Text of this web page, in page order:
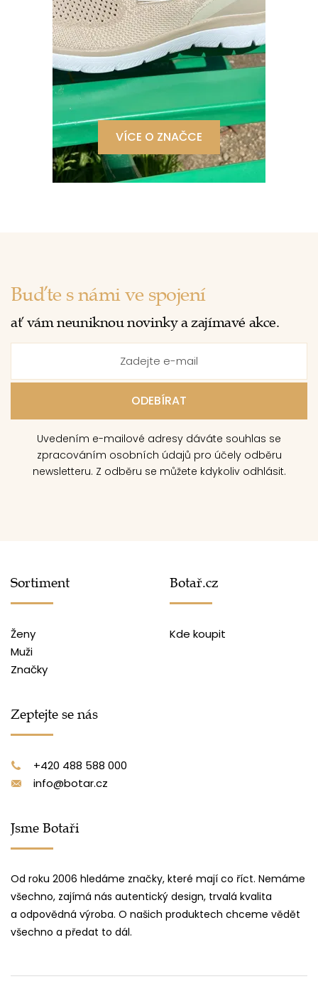
VÍCE O ZNAČCE
Buďte s námi ve spojení
ať vám neuniknou novinky a zajímavé akce.
Uvedením e-mailové adresy dáváte souhlas se
zpracováním osobních údajů pro účely odběru
newsletteru. Z odběru se můžete kdykoliv odhlásit.
Sortiment
Ženy
Muži
Značky
Botař.cz
Kde koupit
Zeptejte se nás
+420 488 588 000
info@botar.cz
Jsme Botaři
Od roku 2006 hledáme značky, které mají co říct. Nemáme
všechno, zajímá nás autentický design, trvalá kvalita
a odpovědná výroba. O našich produktech chceme vědět
všechno a předat to dál.